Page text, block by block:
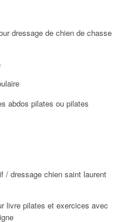
dressage de chien de chasse
abdos pilates ou pilates
dressage chien saint laurent
livre pilates et exercices avec